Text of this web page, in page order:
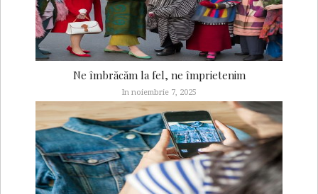
Ne îmbrăcăm la fel, ne împrietenim
In noiembrie 7, 2025